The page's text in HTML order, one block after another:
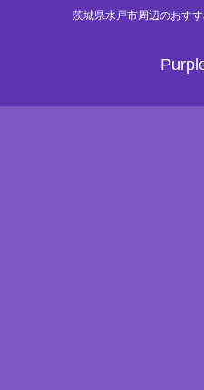
茨城県水戸市周辺のおす